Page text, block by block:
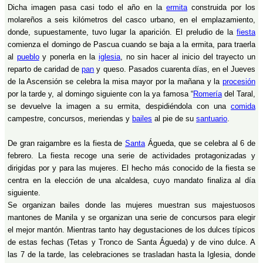
Dicha imagen pasa casi todo el año en la ermitaconstruida por los
molareños a seis kilómetros del casco urbano, en el emplazamiento,
donde, supuestamente, tuvo lugar la aparición. El preludio de la fiesta
comienza el domingo de Pascua cuando se baja a la ermita, para traerla
al puebloy ponerla en la iglesia, no sin hacer al inicio del trayecto un
reparto de caridad depan y queso. Pasados cuarenta días, en el Jueves
de la Ascensión se celebra la misa mayor por la mañana y la procesión
por la tarde y, al domingo siguiente con la ya famosa “Romeríadel Taral,
se devuelve la imagen a su ermita, despidiéndola con una comida
campestre, concursos, meriendas y bailes al pie de su santuario.
De gran raigambre es la fiesta de SantaÁgueda, que se celebra al 6 de
febrero. La fiesta recoge una serie de actividades protagonizadas y
dirigidas por y para las mujeres. El hecho más conocido de la fiesta se
centra en la elección de una alcaldesa, cuyo mandato finaliza al día
siguiente.
Se organizan bailes donde las mujeres muestran sus majestuosos
mantones de Manila y se organizan una serie de concursos para elegir
el mejor mantón. Mientras tanto hay degustaciones de los dulces típicos
de estas fechas (Tetas y Tronco de Santa Águeda) y de vino dulce. A
las 7 de la tarde, las celebraciones se trasladan hasta la Iglesia, donde